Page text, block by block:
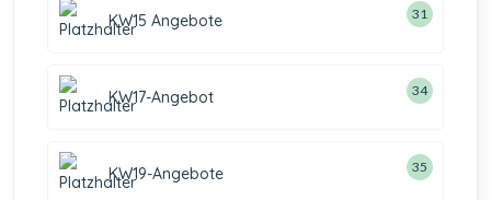
KW15 Angebote 31
KW17-Angebot 34
KW19-Angebote 35